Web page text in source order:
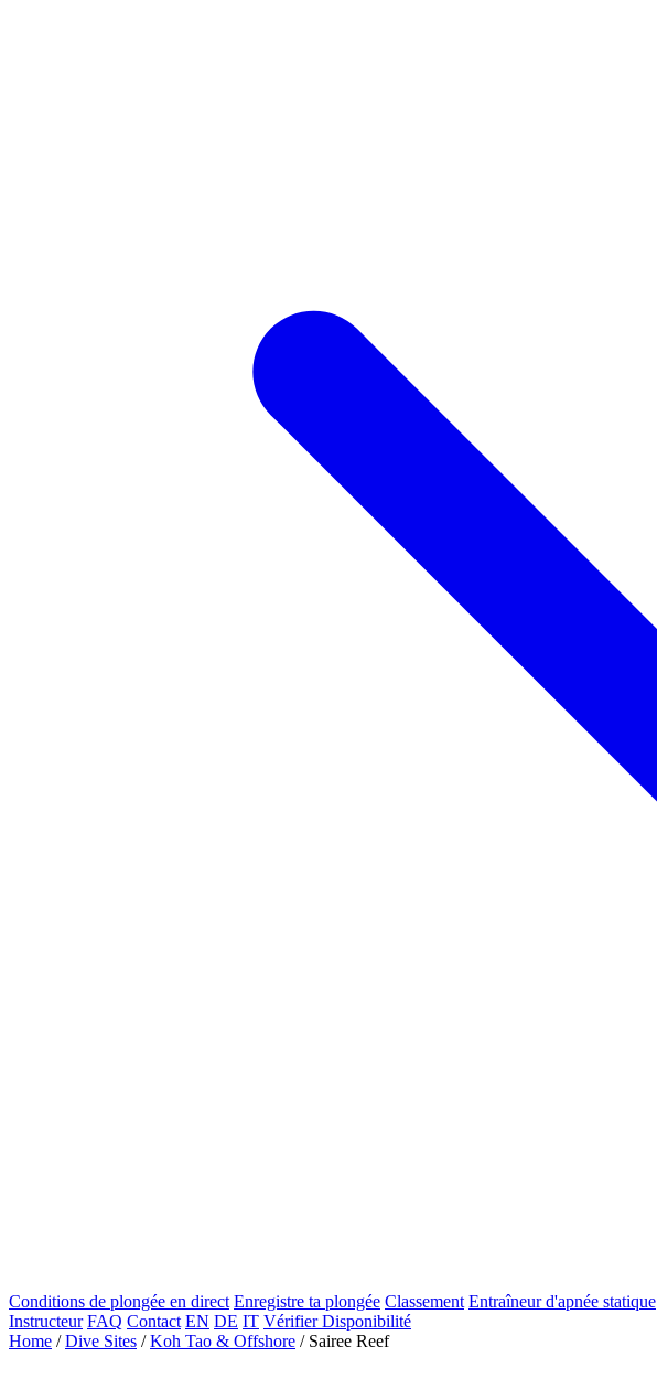
Conditions de plongée en direct Enregistre ta plongée Classement Entraîneur d'apnée statique
Instructeur FAQ Contact EN DE IT Vérifier Disponibilité
Home / Dive Sites / Koh Tao & Offshore / Sairee Reef